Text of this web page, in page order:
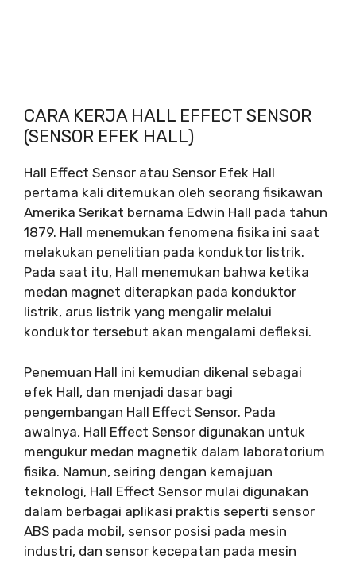
CARA KERJA HALL EFFECT SENSOR
(SENSOR EFEK HALL)
Hall Effect Sensor atau Sensor Efek Hall
pertama kali ditemukan oleh seorang fisikawan
Amerika Serikat bernama Edwin Hall pada tahun
1879. Hall menemukan fenomena fisika ini saat
melakukan penelitian pada konduktor listrik.
Pada saat itu, Hall menemukan bahwa ketika
medan magnet diterapkan pada konduktor
listrik, arus listrik yang mengalir melalui
konduktor tersebut akan mengalami defleksi.
Penemuan Hall ini kemudian dikenal sebagai
efek Hall, dan menjadi dasar bagi
pengembangan Hall Effect Sensor. Pada
awalnya, Hall Effect Sensor digunakan untuk
mengukur medan magnetik dalam laboratorium
fisika. Namun, seiring dengan kemajuan
teknologi, Hall Effect Sensor mulai digunakan
dalam berbagai aplikasi praktis seperti sensor
ABS pada mobil, sensor posisi pada mesin
industri, dan sensor kecepatan pada mesin